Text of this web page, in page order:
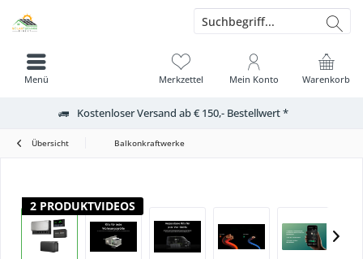
Kostenloser Versand ab € 150,- Bestellwert *
Warenkorb
Merkzettel Mein Konto
Menü
Übersicht Balkonkraftwerke
2 PRODUKTVIDEOS